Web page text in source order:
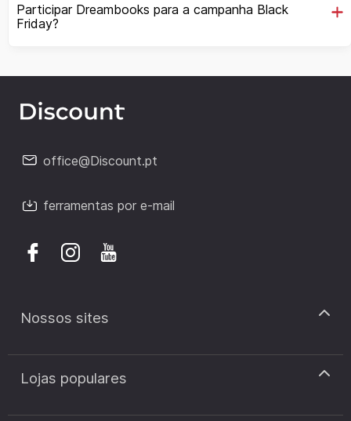
Participar Dreambooks para a campanha Black
Friday?
office@Discount.pt
ferramentas por e-mail
Nossos sites
discount.pt
discount.sk
Lojas populares
Cupão de desconto Zooplus